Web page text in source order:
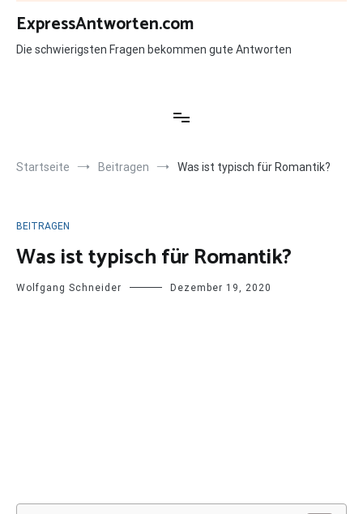
Zum
Inhalt
springen
ExpressAntworten.com
Die schwierigsten Fragen bekommen gute Antworten
Startseite Beitragen Was ist typisch für Romantik?
BEITRAGEN
Was ist typisch für Romantik?
Wolfgang Schneider Dezember 19, 2020